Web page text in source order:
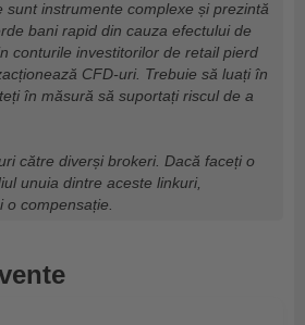
sunt instrumente complexe și prezintă
bani rapid din cauza efectului de
conturile investitorilor de retail pierd
CFD-uri. Trebuie să luați în
în măsură să suportați riscul de a
către diverși brokeri. Dacă faceți o
unuia dintre aceste linkuri,
compensație.